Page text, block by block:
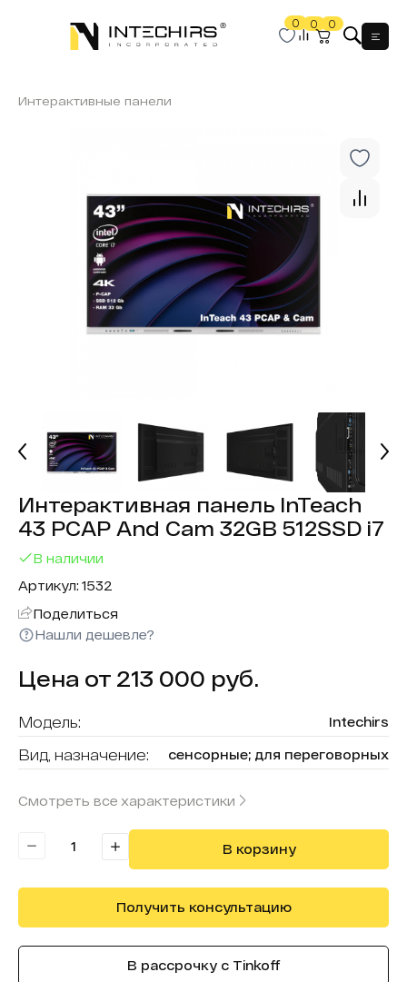
0 0 0
Интерактивные панели
Интерактивная панель InTeach
43 PCAP And Cam 32GB 512SSD i7
В наличии
Артикул: 1532
Поделиться
Нашли дешевле?
Цена от 213 000 руб.
Модель: Intechirs
Вид, назначение: сенсорные; для переговорных
Смотреть все характеристики
В корзину
Получить консультацию
В рассрочку с Tinkoff